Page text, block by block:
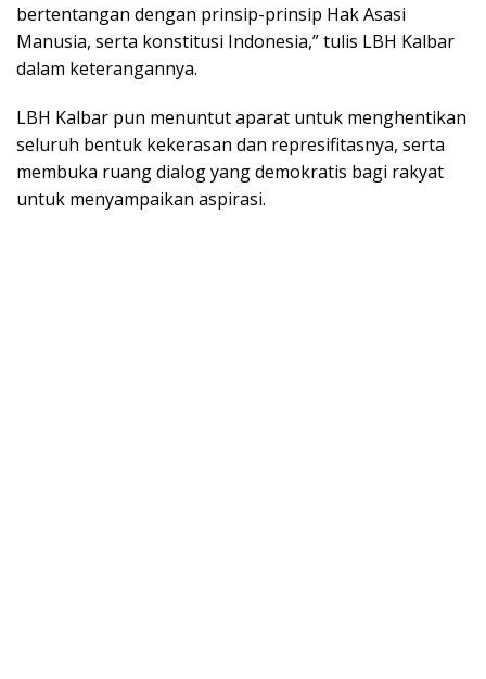
bertentangan dengan prinsip-prinsip Hak Asasi
Manusia, serta konstitusi Indonesia,” tulis LBH Kalbar
dalam keterangannya.
LBH Kalbar pun menuntut aparat untuk menghentikan
seluruh bentuk kekerasan dan represifitasnya, serta
membuka ruang dialog yang demokratis bagi rakyat
untuk menyampaikan aspirasi.